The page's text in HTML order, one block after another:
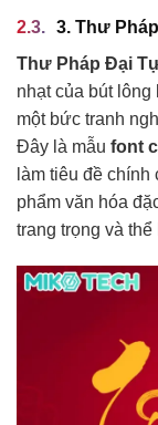
3. Thư
Thư Pháp Đại
nhạt của bút
một bức tranh
Đây là mẫu font
làm tiêu đề
phẩm văn hóa
trang trọng và